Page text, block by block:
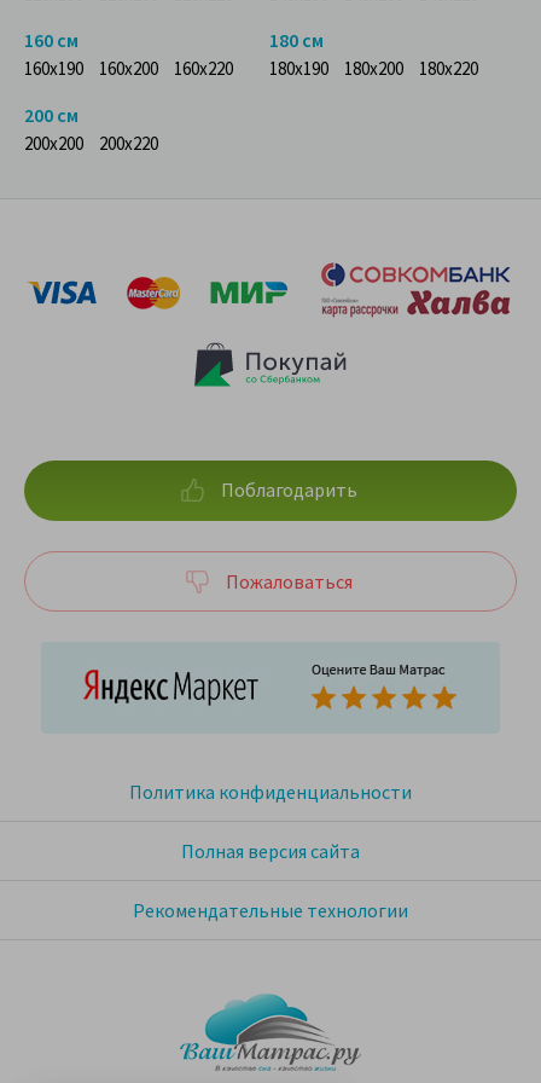
160 см
160x190 160x200 160x220
180 см
180x190 180x200 180x220
200 см
200x200 200x220
Политика конфиденциальности
Полная версия сайта
Рекомендательные технологии
Поблагодарить
Пожаловаться